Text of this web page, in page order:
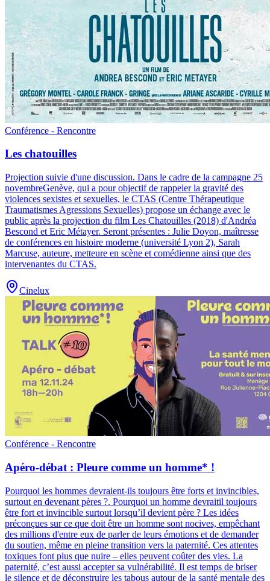
Conférence - Rencontre
Les chatouilles
Projection suivie d'une discussion. Dans le cadre de la campagne 25
novembreGenève, qui a pour objectif de rappeler la gravité des
violences sexistes et sexuelles, le CTAS (Centre Thérapeutique
Traumatismes Agressions Sexuelles) propose un échange avec le
public après la projection du film Les Chatouilles (2018) d'Andréa
Bescond et Eric Métayer. Seront présentes : Julie Doyon, maîtresse
de conférences en histoire moderne (université Lyon 2), Sarah
Marcuse, auteure, metteure en scène et comédienne ainsi que des
intervenantes du CTAS.
Cinelux
Conférence - Rencontre
Apéro-débat : Pleure comme un homme* !
Pourquoi les hommes devraient-ils toujours être forts et invincibles,
surtout en devenant pères ?. Pourquoi un homme devraitil toujours
être fort et invincible surtout lorsqu’il devient père ? Les idées
préconçues sur ce que doit être un homme sont nocives, empêchant
des millions d'entre eux de parler de leurs émotions et de demander
du soutien, même en pleine transition vers la paternité. Ces attentes
toxiques font plus que nuire – elles peuvent coûter des vies. La
paternité, c’est aussi accepter sa vulnérabilité. Il est temps de briser
le silence et de déconstruire les tabous autour de la santé mentale des